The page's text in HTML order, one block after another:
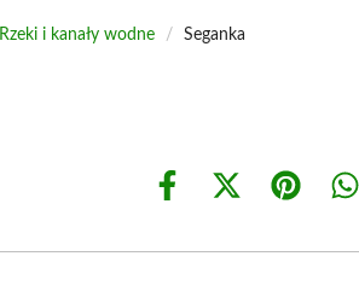
Rzeki i kanały wodne / Seganka
Share
Share
(Twitter)
Share